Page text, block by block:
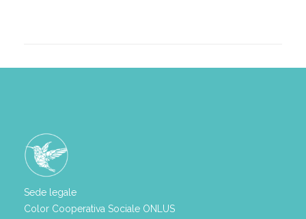
Sede legale
Color Cooperativa Sociale ONLUS